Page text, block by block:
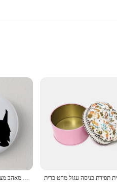
accessories are not just about style;
The traditional Scottish patterns are
Shawls & Scarves are versatile
variety of colors, ensuring that you
סקוטי טרייר כלב שחור צללית רך כפתור סיכת דקור כובע מתכת דש פין צווארון נשים מאהב מצחיק תכשיטי חמוד בגדים